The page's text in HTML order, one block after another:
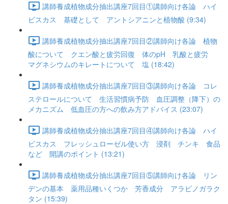
講師養成植物成分抽出講座7回目①講師向け各論 ハイ
ビスカス 基礎として アントシアニンと植物酸 (9:34)
講師養成植物成分抽出講座7回目②講師向け各論 植物
酸について クエン酸と疲労回復 体のpH 乳酸と疲労
マグネシウムのキレートについて 塩 (18:42)
講師養成植物成分抽出講座7回目③講師向け各論 コレ
ステロールについて 生活習慣病予防 血圧調整（降下）の
メカニズム 低血圧の方への飲み方アドバイス (23:07)
講師養成植物成分抽出講座7回目④講師向け各論 ハイ
ビスカス フレッシュローゼル使い方 浸剤 チンキ 食品
など 開講のポイント (13:21)
講師養成植物成分抽出講座7回目⑤講師向け各論 リン
デンの基本 薬用品種いくつか 芳香成分 アラビノガラク
タン (15:39)